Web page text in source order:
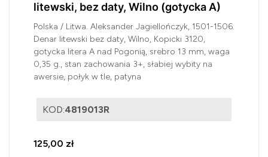
litewski, bez daty, Wilno (gotycka A)
Polska / Litwa. Aleksander Jagiellończyk, 1501-1506.
Denar litewski bez daty, Wilno, Kopicki 3120,
gotycka litera A nad Pogonią, srebro 13 mm, waga
0,35 g., stan zachowania 3+, słabiej wybity na
awersie, połyk w tle, patyna
KOD:4819013R
125,00 zł